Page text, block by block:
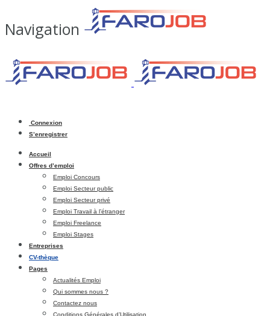
Navigation
Connexion
S’enregistrer
Accueil
Offres d’emploi
Emploi Concours
Emploi Secteur public
Emploi Secteur privé
Emploi Travail à l’étranger
Emploi Freelance
Emploi Stages
Entreprises
CV-thèque
Pages
Actualités Emploi
Qui sommes nous ?
Contactez nous
Conditions Générales d’Utilisation